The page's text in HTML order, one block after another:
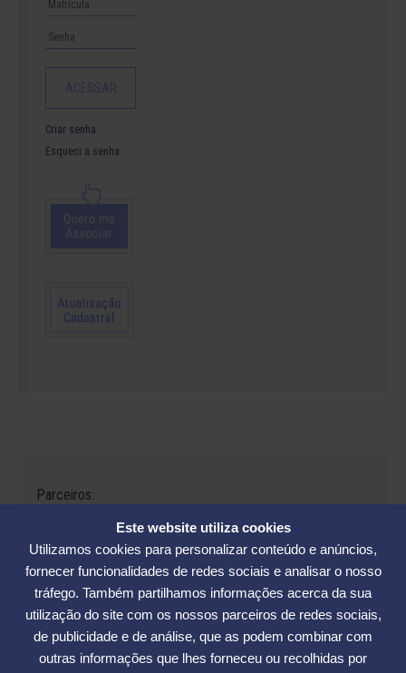
Este website utiliza cookies
Utilizamos cookies para personalizar conteúdo e anúncios,
fornecer funcionalidades de redes sociais e analisar o nosso
tráfego. Também partilhamos informações acerca da sua
utilização do site com os nossos parceiros de redes sociais,
de publicidade e de análise, que as podem combinar com
outras informações que lhes forneceu ou recolhidas por
Criar senha
Esqueci a senha
Parceiros:
Avenida César Seara, 560 - Florianópolis | Telefones: (48) 3234-2986
- (48) 3234-2089 - (48) 3233-5370. | E-mail:elase@elase.com.br
Sede de Praia: Rua Elke Hering, 70, Barra da Lagoa - Florianópolis |
Telefone 48 3365-5789 | E-mail:sedepraia@elase.com.br